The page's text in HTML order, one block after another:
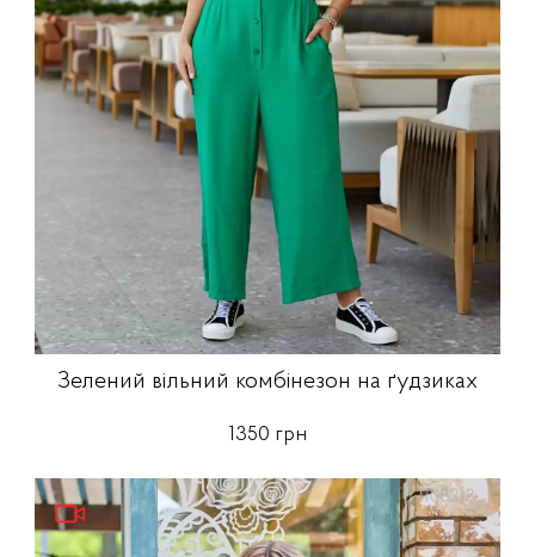
Зелений вільний комбінезон на ґудзиках
1350 грн